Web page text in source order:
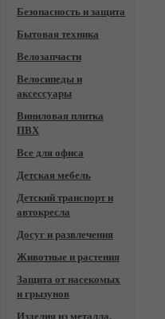
Безопасность и защита
Бытовая техника
Велозапчасти
Велосипеды и
аксессуары
Виниловая плитка
ПВХ
Все для офиса
Детская мебель
Детский транспорт и
автокресла
Досуг и развлечения
Животные и растения
Защита от насекомых
и грызунов
Изделия из металла,